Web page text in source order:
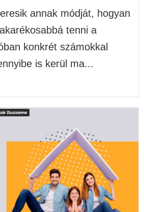
annak módját, hogyan
tenni a
konkrét számokkal
is kerül ma...